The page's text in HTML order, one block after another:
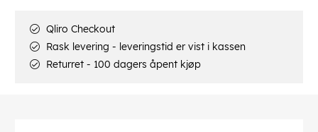
Qliro Checkout
Rask levering - leveringstid er vist i kassen
Returret - 100 dagers åpent kjøp